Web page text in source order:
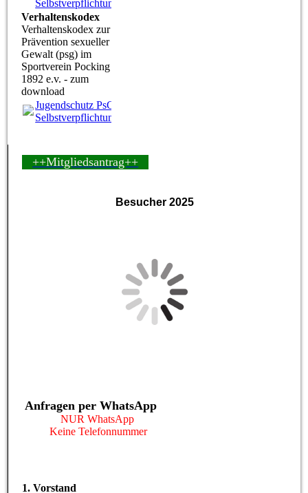
Selbstverpflichtung.pdf
Verhaltenskodex
Verhaltenskodex zur
Prävention sexueller
Gewalt (psg) im
Sportverein Pocking
1892 e.v. - zum
download
Jugendschutz PsG
Selbstverpflichtung.pdf
++Mitgliedsantrag++
Besucher 2025
Anfragen per WhatsApp
NUR WhatsApp
Keine Telefonnummer
1. Vorstand